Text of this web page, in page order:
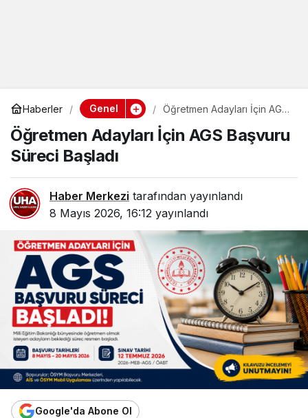
Haberler Genel
Öğretmen Adayları İçin AGS
Öğretmen Adayları İçin AGS Başvuru
Süreci Başladı
Haber Merkezi tarafından yayınlandı
8 Mayıs 2026, 16:12 yayınlandı
Google'da Abone Ol